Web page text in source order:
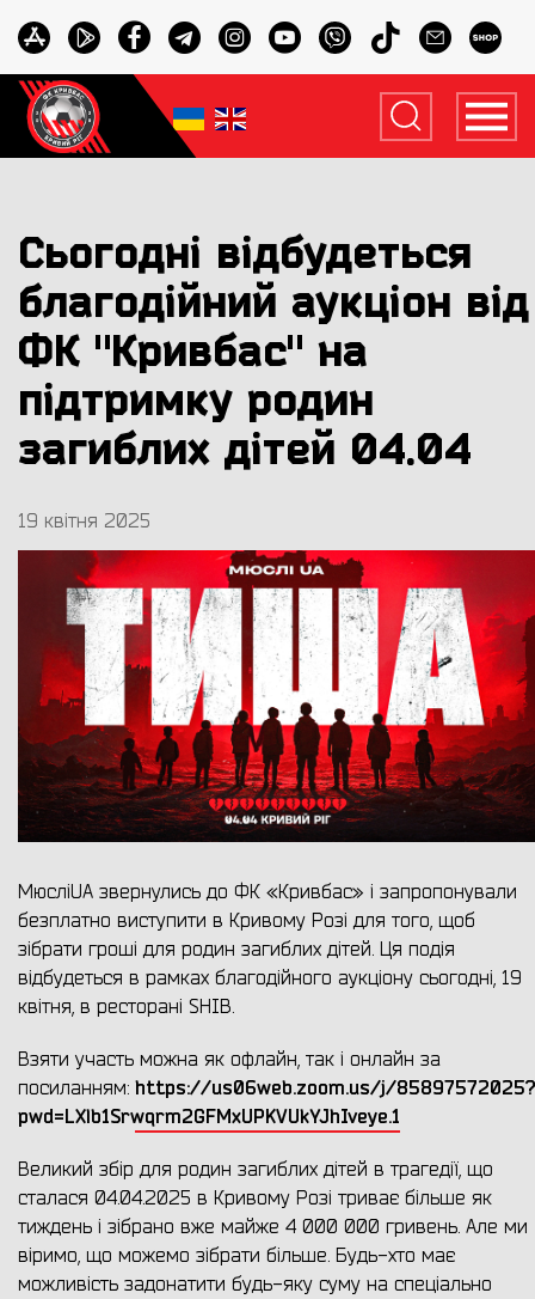
Сьогодні відбудеться
благодійний аукціон від
ФК "Кривбас" на
підтримку родин
загиблих дітей 04.04
19 квітня 2025
МюсліUA звернулись до ФК «Кривбас» і запропонували
безплатно виступити в Кривому Розі для того, щоб
зібрати гроші для родин загиблих дітей. Ця подія
відбудеться в рамках благодійного аукціону сьогодні, 19
квітня, в ресторані SHIB.
Взяти участь можна як офлайн, так і онлайн за
посиланням: https://us06web.zoom.us/j/85897572025?
pwd=LXlb1Srwqrm2GFMxUPKVUkYJhIveye.1
Великий збір для родин загиблих дітей в трагедії, що
сталася 04.04.2025 в Кривому Розі триває більше як
тиждень і зібрано вже майже 4 000 000 гривень. Але ми
віримо, що можемо зібрати більше. Будь-хто має
можливість задонатити будь-яку суму на спеціально